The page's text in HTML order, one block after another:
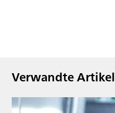
Verwandte Artikel